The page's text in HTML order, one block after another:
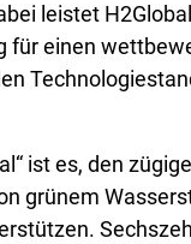
leistet
für einen
ist es, den
grünem